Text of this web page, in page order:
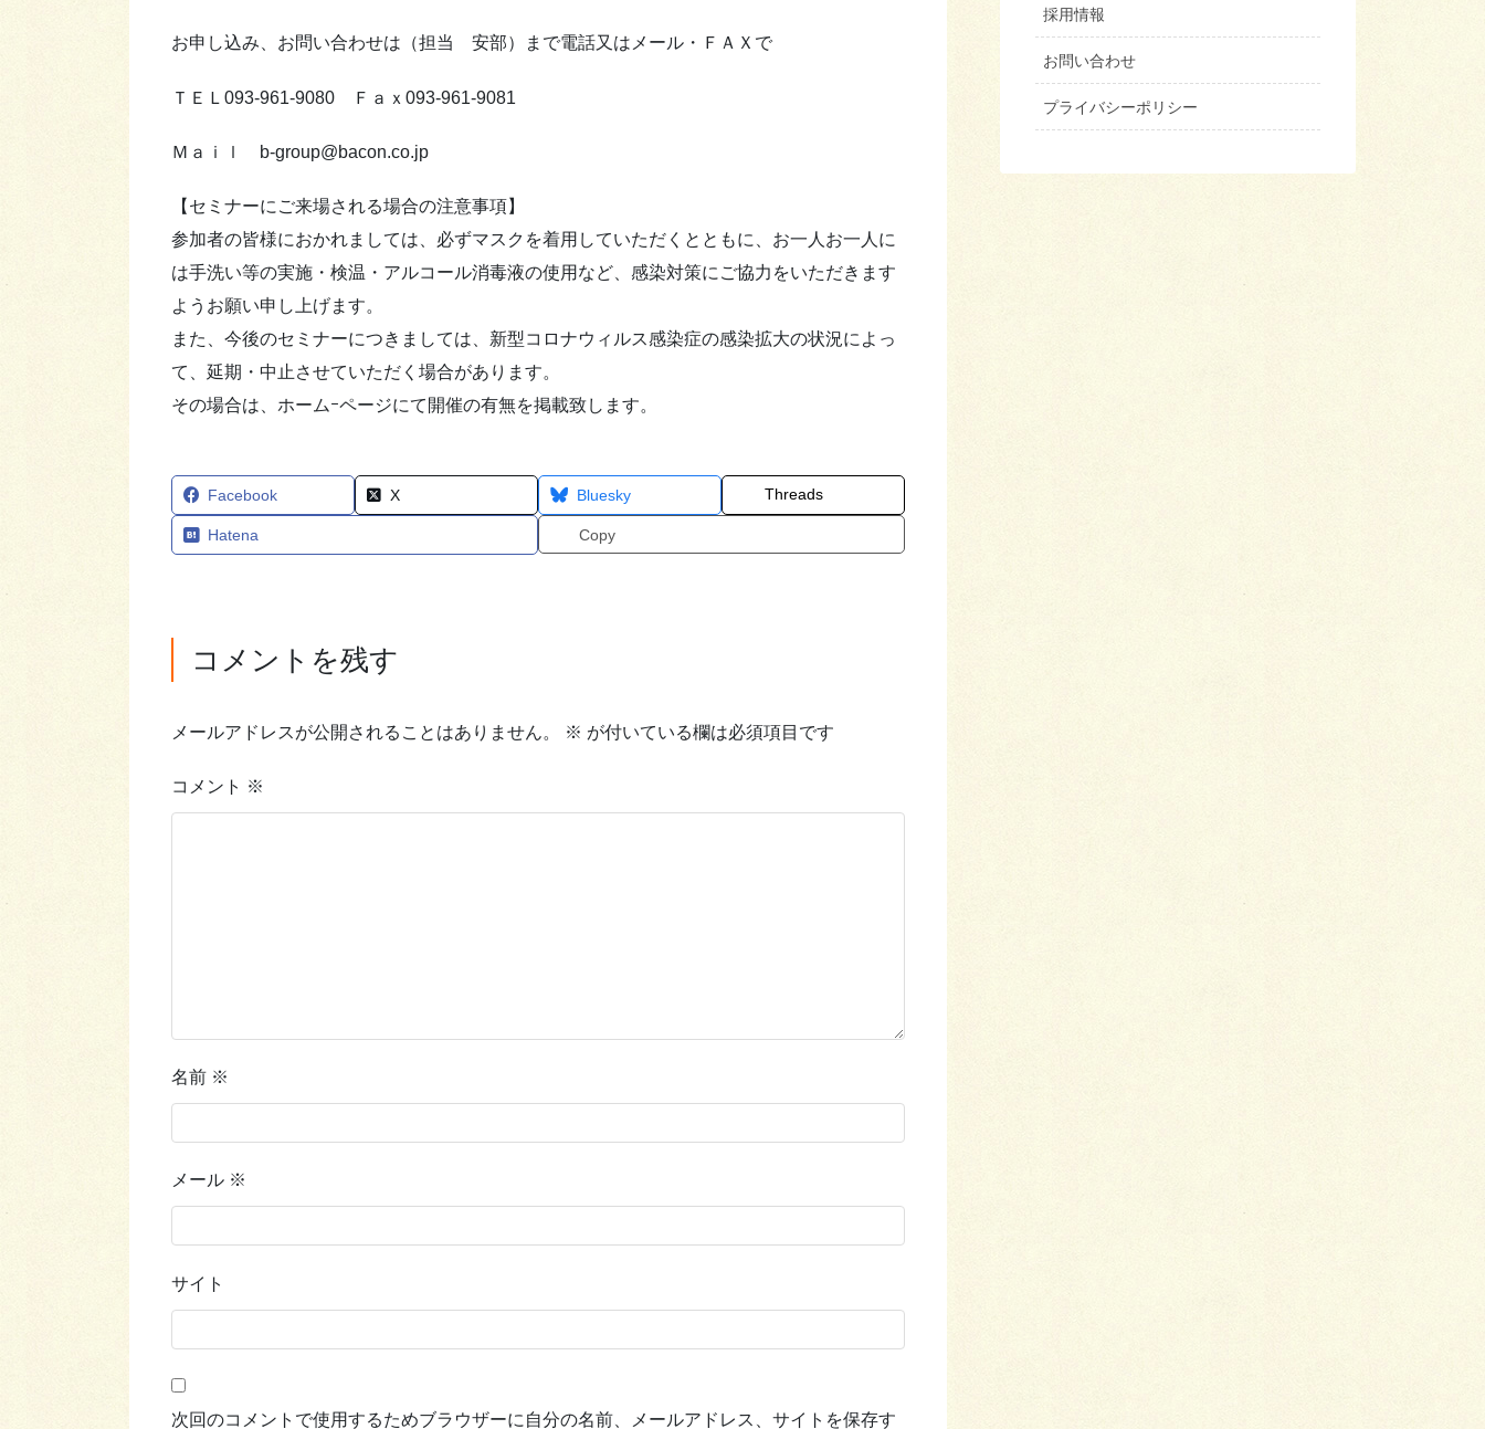
お申し込み、お問い合わせは（担当 安部）まで電話又はメール・ＦＡＸで
ＴＥＬ093-961-9080 Ｆａｘ093-961-9081
Ｍａｉｌ b-group@bacon.co.jp
【セミナーにご来場される場合の注意事項】
参加者の皆様におかれましては、必ずマスクを着用していただくとともに、お一人お一人に
は手洗い等の実施・検温・アルコール消毒液の使用など、感染対策にご協力をいただきます
ようお願い申し上げます。
また、今後のセミナーにつきましては、新型コロナウィルス感染症の感染拡大の状況によっ
て、延期・中止させていただく場合があります。
その場合は、ホームｰページにて開催の有無を掲載致します。
Facebook X Bluesky Threads
Hatena Copy
コメントを残す
メールアドレスが公開されることはありません。 ※ が付いている欄は必須項目です
コメント ※
名前 ※
メール ※
サイト
次回のコメントで使用するためブラウザーに自分の名前、メールアドレス、サイトを保存す
採用情報
お問い合わせ
プライバシーポリシー